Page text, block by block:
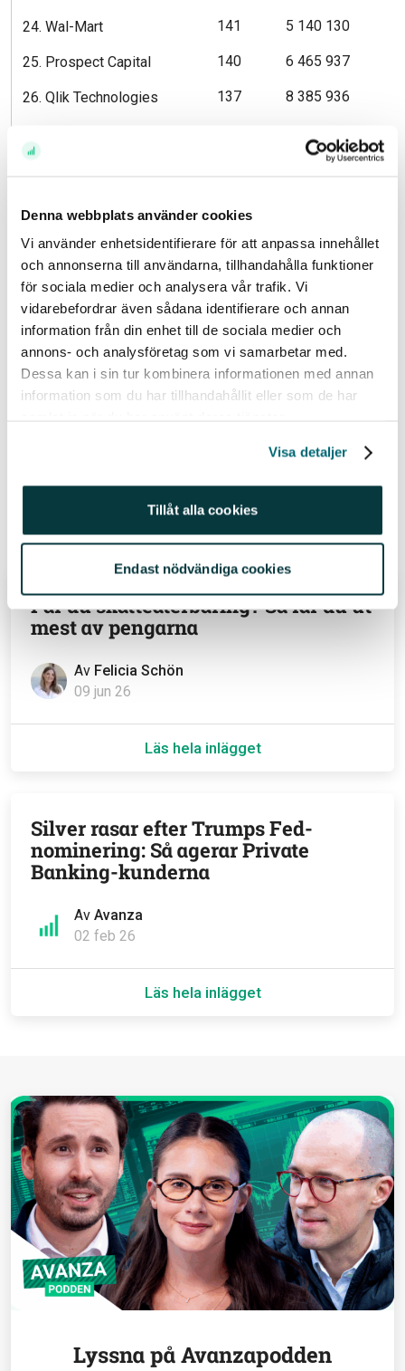
Denna webbplats använder cookies
Vi använder enhetsidentifierare för att anpassa innehållet
och annonserna till användarna, tillhandahålla funktioner
för sociala medier och analysera vår trafik. Vi
vidarebefordrar även sådana identifierare och annan
information från din enhet till de sociala medier och
annons- och analysföretag som vi samarbetar med.
Dessa kan i sin tur kombinera informationen med annan
information som du har tillhandahållit eller som de har
Visa detaljer
Tillåt alla cookies
Endast nödvändiga cookies
24. Wal-Mart 141 5 140 130
25. Prospect Capital 140 6 465 937
26. Qlik Technologies 137 8 385 936
9 951 208
30. Philip Morris 100 8 218 171
* Utveckling i år uppdaterad med stängningskurs 2013-10-29. Utvecklingen gäller i lokal valuta.
Källa: Avanza Bank
Historisk avkastning är ingen garanti för framtida avkastning. En investering i värdepapper/fonder
kan både öka och minska i värde och det är inte säkert att du får tillbaka det investerade kapitalet.
Avkastningen kan också öka eller minska på grund av förändringar i valutakursen.
Listor (195) USA (55)
Relaterade inlägg
Av Felicia Schön
09 jun 26
Får du skatteåterbäring? Så får du ut
mest av pengarna
Läs hela inlägget
Av Avanza
02 feb 26
Silver rasar efter Trumps Fed-
nominering: Så agerar Private
Banking-kunderna
Läs hela inlägget
Lyssna på Avanzapodden